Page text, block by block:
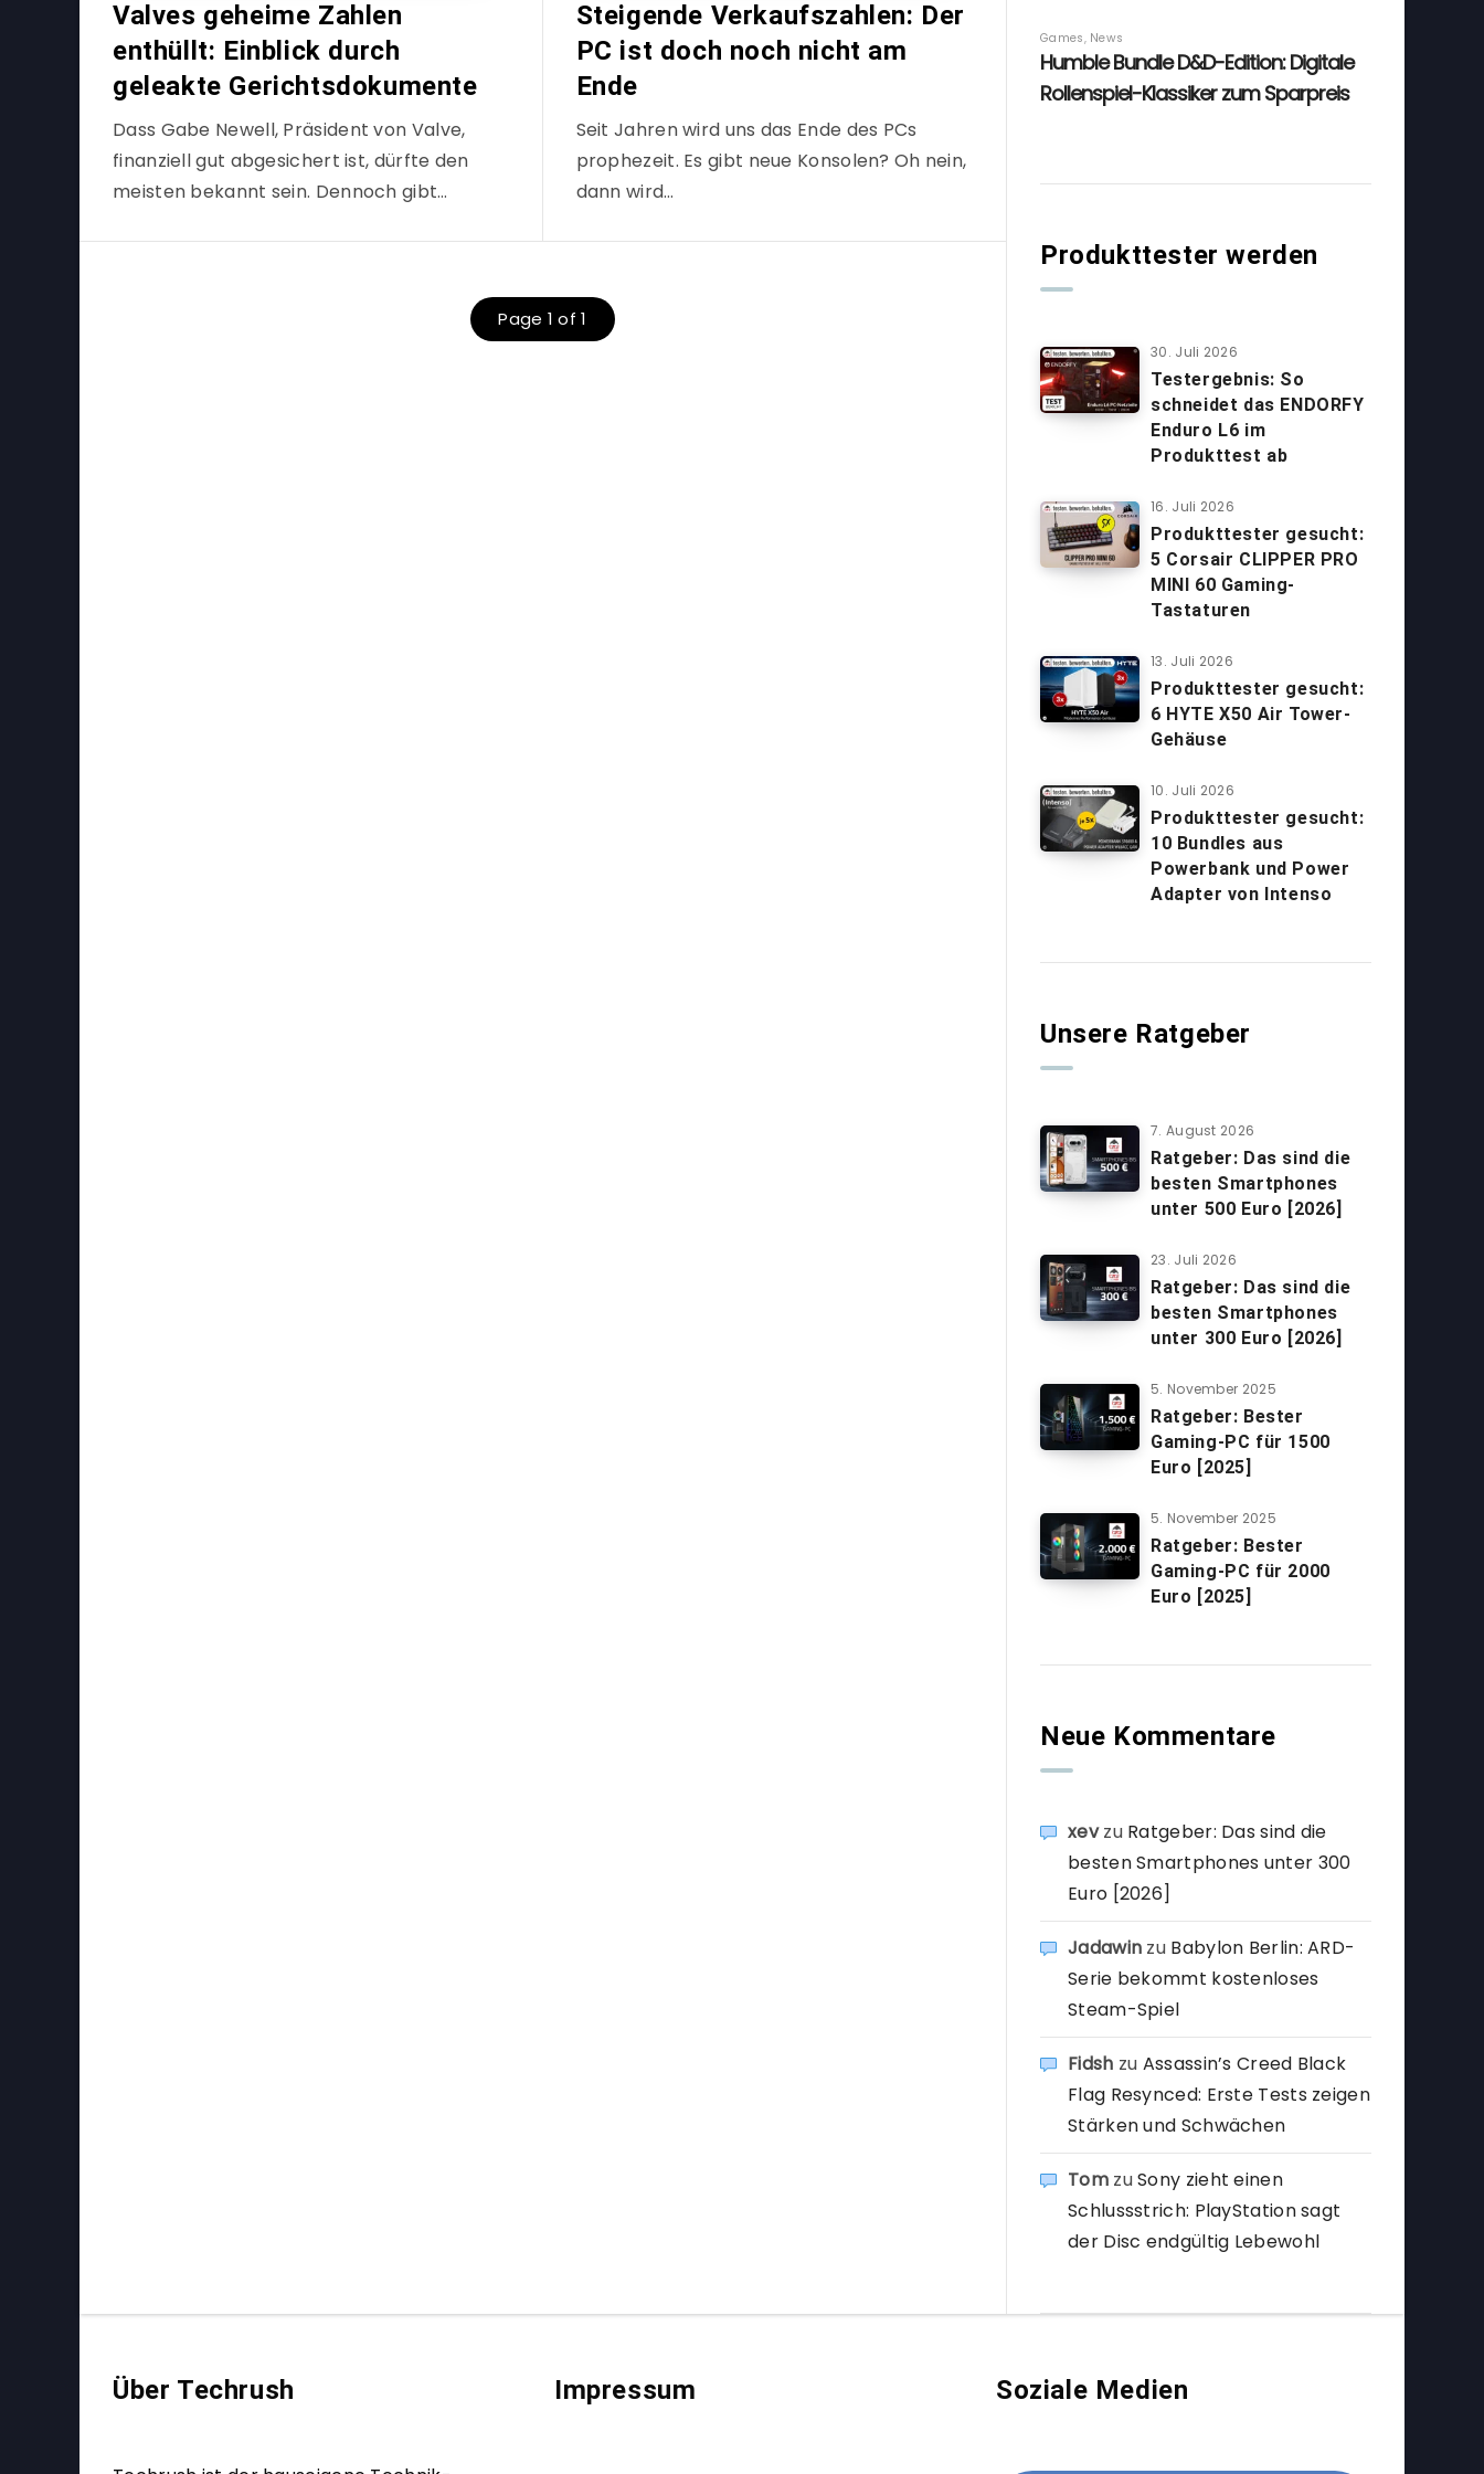
Valves geheime Zahlen
enthüllt: Einblick durch
geleakte Gerichtsdokumente
Dass Gabe Newell, Präsident von Valve,
finanziell gut abgesichert ist, dürfte den
meisten bekannt sein. Dennoch gibt…
Steigende Verkaufszahlen: Der
PC ist doch noch nicht am
Ende
Seit Jahren wird uns das Ende des PCs
prophezeit. Es gibt neue Konsolen? Oh nein,
dann wird…
Page 1 of 1
Produkttester werden
30. Juli 2026
Testergebnis: So
schneidet das ENDORFY
Enduro L6 im
Produkttest ab
16. Juli 2026
Produkttester gesucht:
5 Corsair CLIPPER PRO
MINI 60 Gaming-
Tastaturen
13. Juli 2026
Produkttester gesucht:
6 HYTE X50 Air Tower-
Gehäuse
10. Juli 2026
Produkttester gesucht:
10 Bundles aus
Powerbank und Power
Adapter von Intenso
Unsere Ratgeber
7. August 2026
Ratgeber: Das sind die
besten Smartphones
unter 500 Euro [2026]
23. Juli 2026
Ratgeber: Das sind die
besten Smartphones
unter 300 Euro [2026]
5. November 2025
Ratgeber: Bester
Gaming-PC für 1500
Euro [2025]
5. November 2025
Ratgeber: Bester
Gaming-PC für 2000
Euro [2025]
Neue Kommentare
xevzu Ratgeber: Das sind die
besten Smartphones unter 300
Euro [2026]
Jadawin zu Babylon Berlin: ARD-
Serie bekommt kostenloses
Steam-Spiel
Fidsh zu Assassin’s Creed Black
Flag Resynced: Erste Tests zeigen
Stärken und Schwächen
TomzuSony zieht einen
Schlussstrich: PlayStation sagt
der Disc endgültig Lebewohl
Über Techrush Impressum Soziale Medien